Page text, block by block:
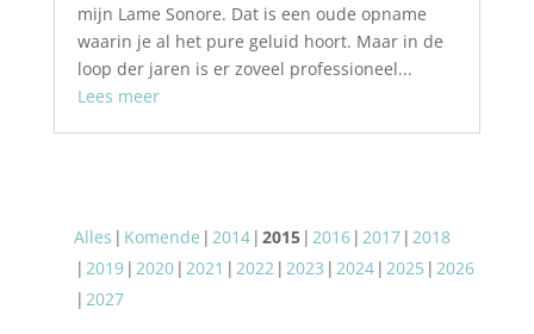
mijn Lame Sonore. Dat is een oude opname
waarin je al het pure geluid hoort. Maar in de
loop der jaren is er zoveel professioneel...
Lees meer
Alles Komende 2014 2015 2016 2017 2018
2019 2020 2021 2022 2023 2024 2025 2026
2027